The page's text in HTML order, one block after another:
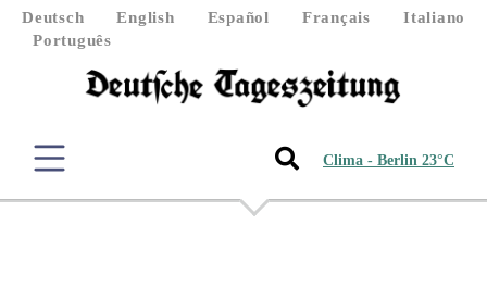
Deutsch English Español Français
Italiano
Português
Clima - Berlin 23°C